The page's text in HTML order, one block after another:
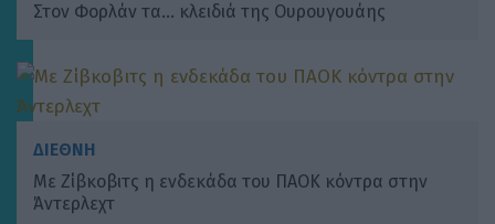
Στον Φορλάν τα… κλειδιά της Ουρουγουάης
ΔΙΕΘΝΗ
Με Ζίβκοβιτς η ενδεκάδα του ΠΑΟΚ κόντρα στην
Άντερλεχτ